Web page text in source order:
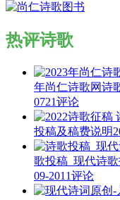
热评诗歌
年尚仁诗歌网诗
0721评论
投稿及稿费说明
歌投稿_现代诗
09-2011评论